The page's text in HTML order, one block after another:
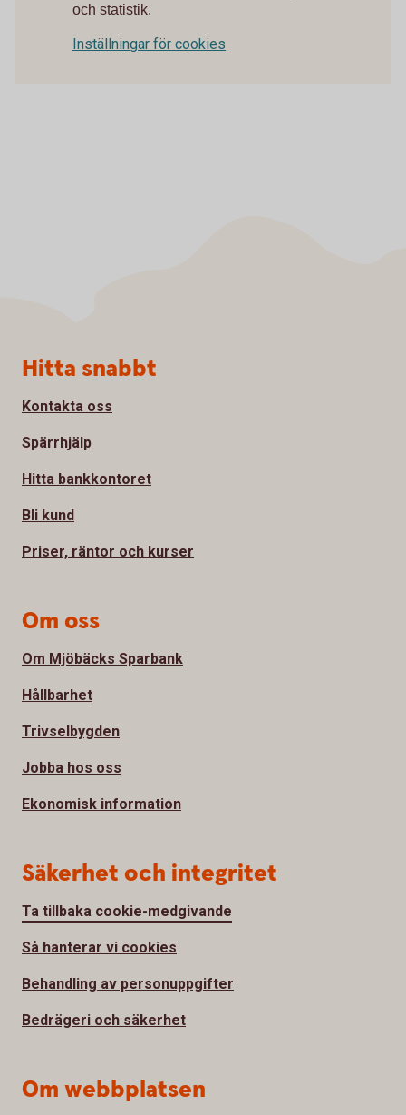
och statistik.
Inställningar för cookies
Sidfot
Hitta snabbt
Kontakta oss
Spärrhjälp
Hitta bankkontoret
Bli kund
Priser, räntor och kurser
Om oss
Om Mjöbäcks Sparbank
Hållbarhet
Trivselbygden
Jobba hos oss
Ekonomisk information
Säkerhet och integritet
Ta tillbaka cookie-medgivande
Så hanterar vi cookies
Behandling av personuppgifter
Bedrägeri och säkerhet
Om webbplatsen